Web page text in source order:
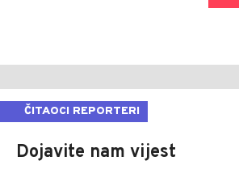
ČITAOCI REPORTERI
Dojavite nam vijest